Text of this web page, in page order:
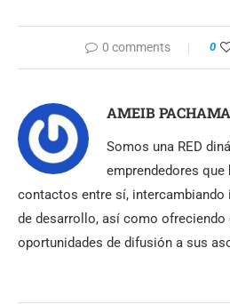
0 comments 0
AMEIB
Somos una RED
emprendedores que
contactos entre sí,
de desarrollo, así como ofreciendo
oportunidades de difusión a sus